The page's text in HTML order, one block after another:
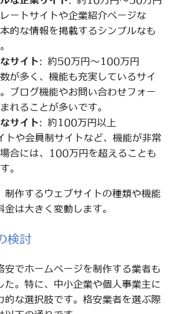
ートサイトや企業紹介ページな
的な情報を掲載するシンプルなも
サイト: 約50万円～100万円
が多く、機能も充実しているサイ
。ブログ機能やお問い合わせフォー
れることが多いです。
サイト: 約100万円以上
トや会員制サイトなど、機能が非常
合には、100万円を超えることも
。
制作するウェブサイトの種類や機能
金は大きく変動します。
検討
安でホームページを制作する業者も
た。特に、中小企業や個人事業主に
的な選択肢です。格安業者を選ぶ際